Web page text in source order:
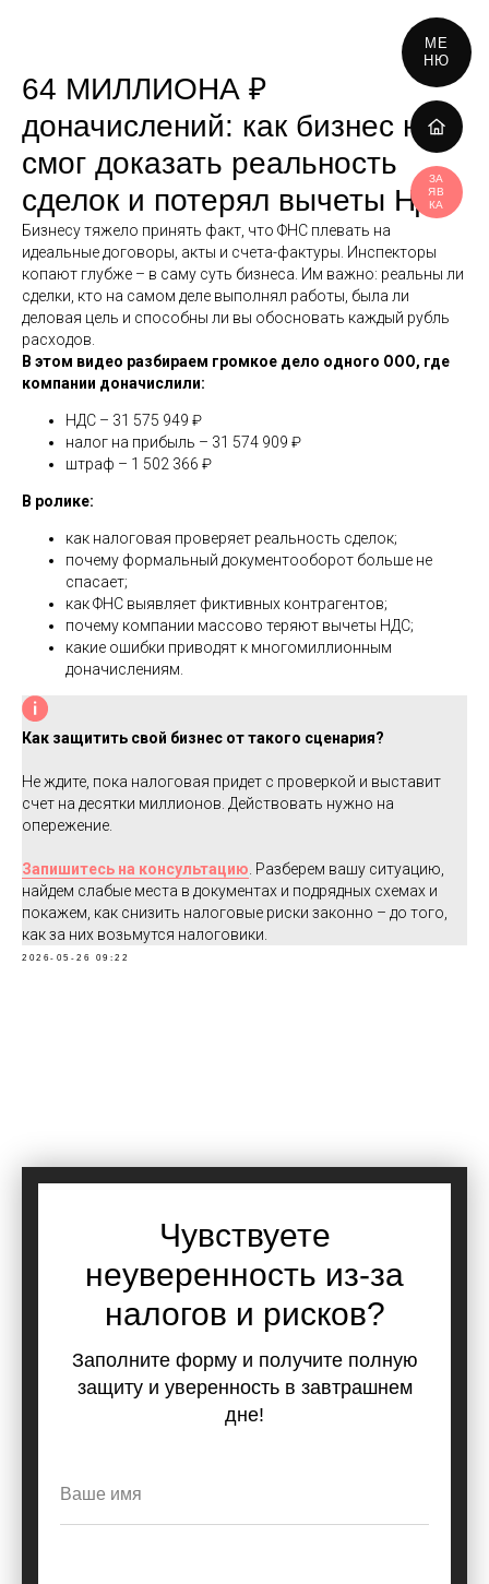
64 МИЛЛИОНА ₽
доначислений: как бизнес не
смог доказать реальность
сделок и потерял вычеты НДС
Бизнесу тяжело принять факт, что ФНС плевать на
идеальные договоры, акты и счета-фактуры. Инспекторы
копают глубже – в саму суть бизнеса. Им важно: реальны ли
сделки, кто на самом деле выполнял работы, была ли
деловая цель и способны ли вы обосновать каждый рубль
расходов.
В этом видео разбираем громкое дело одного ООО, где
компании доначислили:
НДС – 31 575 949 ₽
налог на прибыль – 31 574 909 ₽
штраф – 1 502 366 ₽
В ролике:
как налоговая проверяет реальность сделок;
почему формальный документооборот больше не
спасает;
как ФНС выявляет фиктивных контрагентов;
почему компании массово теряют вычеты НДС;
какие ошибки приводят к многомиллионным
доначислениям.
Как защитить свой бизнес от такого сценария?
Не ждите, пока налоговая придет с проверкой и выставит
счет на десятки миллионов. Действовать нужно на
опережение.
Запишитесь на консультацию . Разберем вашу ситуацию,
найдем слабые места в документах и подрядных схемах и
покажем, как снизить налоговые риски законно – до того,
как за них возьмутся налоговики.
2026-05-26 09:22
Чувствуете
неуверенность из-за
налогов и рисков?
Заполните форму и получите полную
защиту и уверенность в завтрашнем
дне!
МЕ
НЮ
ЗА
ЯВ
КА